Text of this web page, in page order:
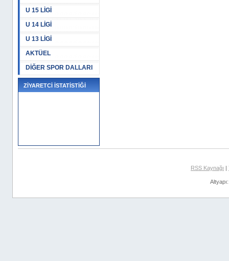
U 15 LİGİ
U 14 LİGİ
U 13 LİGİ
AKTÜEL
DİĞER SPOR DALLARI
ZİYARETCİ İSTATİSTİĞİ
RSS Kaynağı |